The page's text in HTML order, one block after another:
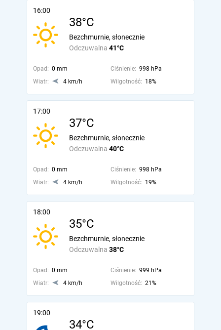
16:00
38°C
Odczuwalna 41°C
Bezchmurnie, słonecznie
Opad: 0 mm Ciśnienie: 998 hPa
Wiatr:
4 km/h Wilgotność: 18%
17:00
37°C
Odczuwalna 40°C
Bezchmurnie, słonecznie
Opad: 0 mm Ciśnienie: 998 hPa
Wiatr:
4 km/h Wilgotność: 19%
18:00
35°C
Odczuwalna 38°C
Bezchmurnie, słonecznie
Opad: 0 mm Ciśnienie: 999 hPa
Wiatr:
4 km/h Wilgotność: 21%
19:00
34°C